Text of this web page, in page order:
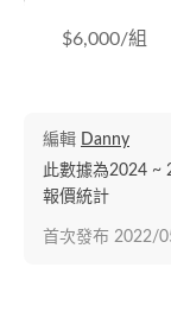
$6,000/組
編輯 Danny
此數據為2024 ~
報價統計
首次發布 2022/